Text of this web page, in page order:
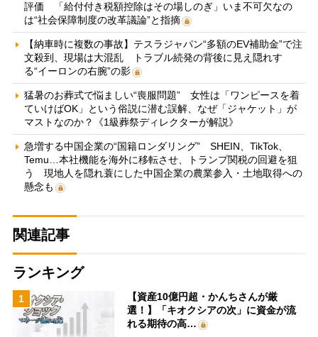
評価 「給付付き税額控除はその場しのぎ」いま不可欠なの
は“社会保障制度の改革議論”と指摘
【納車時に複数の事故】テスラジャパン“多額のEV補助金”で注
文殺到、現場は大混乱 トラブル続発の背後に見え隠れす
る“イーロンの右腕”の影
猛暑のお葬式で悩ましい“喪服問題” 女性は「ワンピースを着
ていけばOK」という俗説に潜む誤解、なぜ「ジャケット」が
マストなのか？《1級葬祭ディレクターが解説》
急増する中国企業の“国籍ロンダリング” SHEIN、TikTok、
Temu…本社機能を海外に移転させ、トランプ関税の回避を狙
う 現地人を隠れ蓑にした中国企業の農業参入・土地取得への
懸念も
関連記事
ランキング
1
【資産10億円超・かんちさんが厳
選！】「キオクシアの次」に資金が流
れる期待の高…